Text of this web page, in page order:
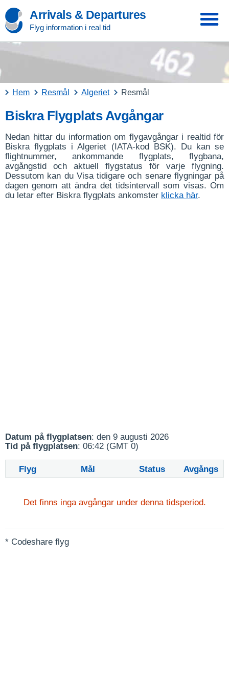
Arrivals & Departures
Flyg information i real tid
Hem Resmål Algeriet Resmål
Biskra Flygplats Avgångar
Nedan hittar du information om flygavgångar i realtid för
Biskra flygplats i Algeriet (IATA-kod BSK). Du kan se
flightnummer, ankommande flygplats, flygbana,
avgångstid och aktuell flygstatus för varje flygning.
Dessutom kan du Visa tidigare och senare flygningar på
dagen genom att ändra det tidsintervall som visas. Om
du letar efter Biskra flygplats ankomster klicka här.
Datum på flygplatsen: den 9 augusti 2026
Tid på flygplatsen: 06:42 (GMT 0)
Flyg Mål Status Avgångs
Det finns inga avgångar under denna tidsperiod.
* Codeshare flyg